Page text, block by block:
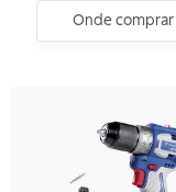
Onde comprar